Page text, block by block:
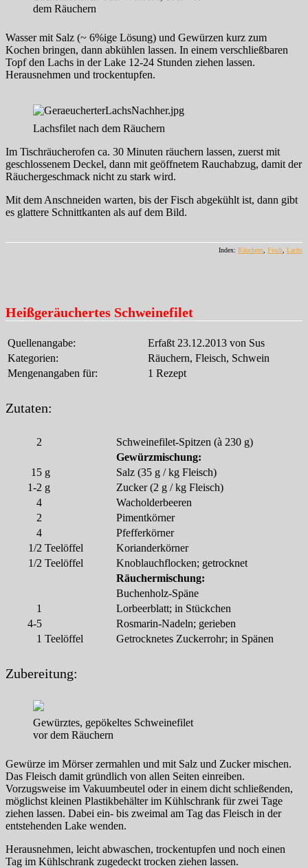
dem Räuchern
Wasser mit Salz (~ 6%ige Lösung) und Gewürzen kurz zum
Kochen bringen, dann abkühlen lassen. In einem verschließbaren
Topf den Lachs in der Lake 12-24 Stunden ziehen lassen.
Herausnehmen und trockentupfen.
Lachsfilet nach dem Räuchern
Im Tischräucherofen ca. 30 Minuten räuchern lassen, zuerst mit
geschlossenem Deckel, dann mit geöffnetem Rauchabzug, damit der
Räuchergeschmack nicht zu stark wird.
Mit dem Anschneiden warten, bis der Fisch abgekühlt ist, dann gibt
es glattere Schnittkanten als auf dem Bild.
Index: Räuchern, Fisch, Lachs
Heißgeräuchertes Schweinefilet
Quellenangabe:
Erfaßt 23.12.2013 von Sus
Kategorien:
Räuchern, Fleisch, Schwein
Mengenangaben für:
1 Rezept
Zutaten:
2
Schweinefilet-Spitzen (à 230 g)
Gewürzmischung:
15 g
Salz (35 g / kg Fleisch)
1-2 g
Zucker (2 g / kg Fleisch)
4
Wacholderbeeren
2
Pimentkörner
4
Pfefferkörner
1/2 Teelöffel
Korianderkörner
1/2 Teelöffel
Knoblauchflocken; getrocknet
Räuchermischung:
Buchenholz-Späne
1
Lorbeerblatt; in Stückchen
4-5
Rosmarin-Nadeln; gerieben
1 Teelöffel Getrocknetes Zuckerrohr; in Spänen
Zubereitung:
Gewürztes, gepökeltes Schweinefilet
vor dem Räuchern
Gewürze im Mörser zermahlen und mit Salz und Zucker mischen.
Das Fleisch damit gründlich von allen Seiten einreiben.
Vorzugsweise im Vakuumbeutel oder in einem dicht schließenden,
möglichst kleinen Plastikbehälter im Kühlschrank für zwei Tage
ziehen lassen. Dabei ein- bis zweimal am Tag das Fleisch in der
entstehenden Lake wenden.
Herausnehmen, leicht abwaschen, trockentupfen und noch einen
Tag im Kühlschrank zugedeckt trocken ziehen lassen.